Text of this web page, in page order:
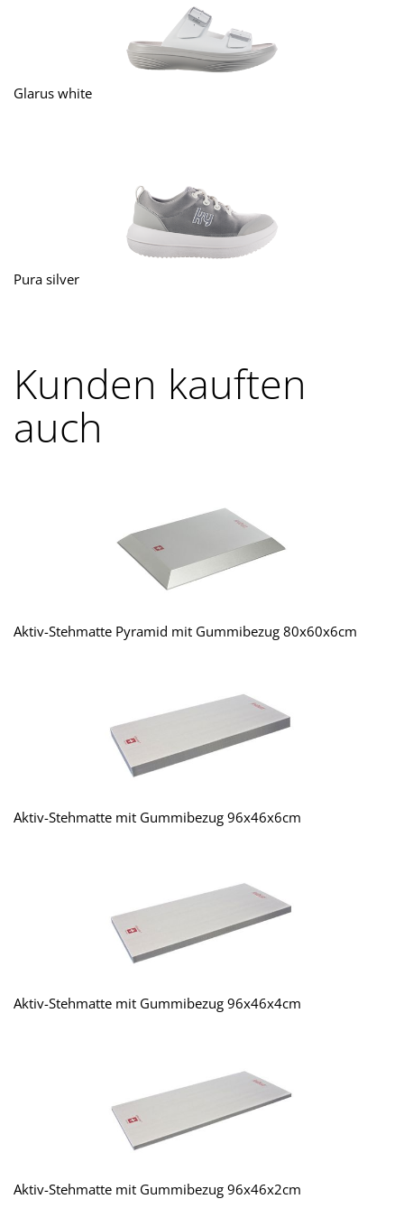
Glarus white
Pura silver
Kunden kauften
auch
Aktiv-Stehmatte Pyramid mit Gummibezug 80x60x6cm
Aktiv-Stehmatte mit Gummibezug 96x46x6cm
Aktiv-Stehmatte mit Gummibezug 96x46x4cm
Aktiv-Stehmatte mit Gummibezug 96x46x2cm